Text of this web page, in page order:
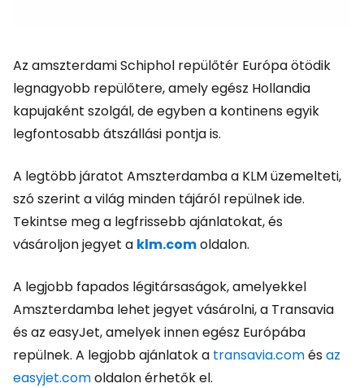
Az amszterdami Schiphol repülőtér Európa ötödik
legnagyobb repülőtere, amely egész Hollandia
kapujaként szolgál, de egyben a kontinens egyik
legfontosabb átszállási pontja is.
A legtöbb járatot Amszterdamba a KLM üzemelteti,
szó szerint a világ minden tájáról repülnek ide.
Tekintse meg a legfrissebb ajánlatokat, és
vásároljon jegyet a klm.comoldalon.
A legjobb fapados légitársaságok, amelyekkel
Amszterdamba lehet jegyet vásárolni, a Transavia
és az easyJet, amelyek innen egész Európába
repülnek. A legjobb ajánlatok a transavia.comésaz
easyjet.comoldalon érhetők el.